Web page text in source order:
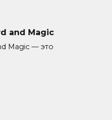
and Magic
Magic — это